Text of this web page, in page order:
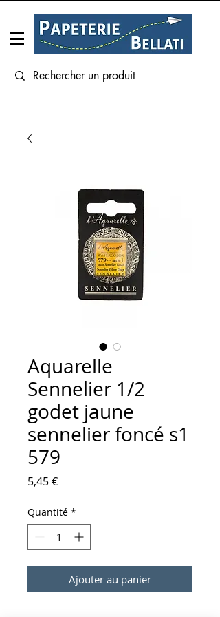
Aquarelle
Sennelier 1/2
godet jaune
sennelier foncé s1
579
5,45 €Prix
Quantité *
Ajouter au panier